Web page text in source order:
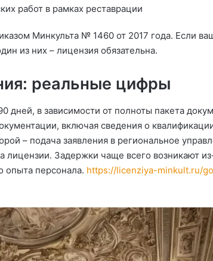
работ в рамках реставрации
Минкульта № 1460 от 2017 года. Если
из них – лицензия обязательна.
реальные цифры
дней, в зависимости от полноты пакета
включая сведения о
– подача заявления в региональное
лицензии. Задержки чаще всего возникают
опыта персонала. https://licenziya-minkult.ru/